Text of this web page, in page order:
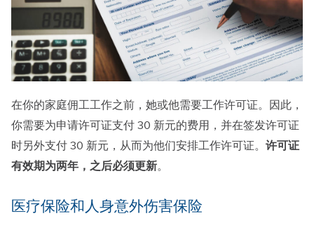
在你的家庭佣工工作之前，她或他需要工作许可证。因此，
你需要为申请许可证支付 30 新元的费用，并在签发许可证
时另外支付 30 新元，从而为他们安排工作许可证。 许可证
有效期为两年，之后必须更新。
医疗保险和人身意外伤害保险